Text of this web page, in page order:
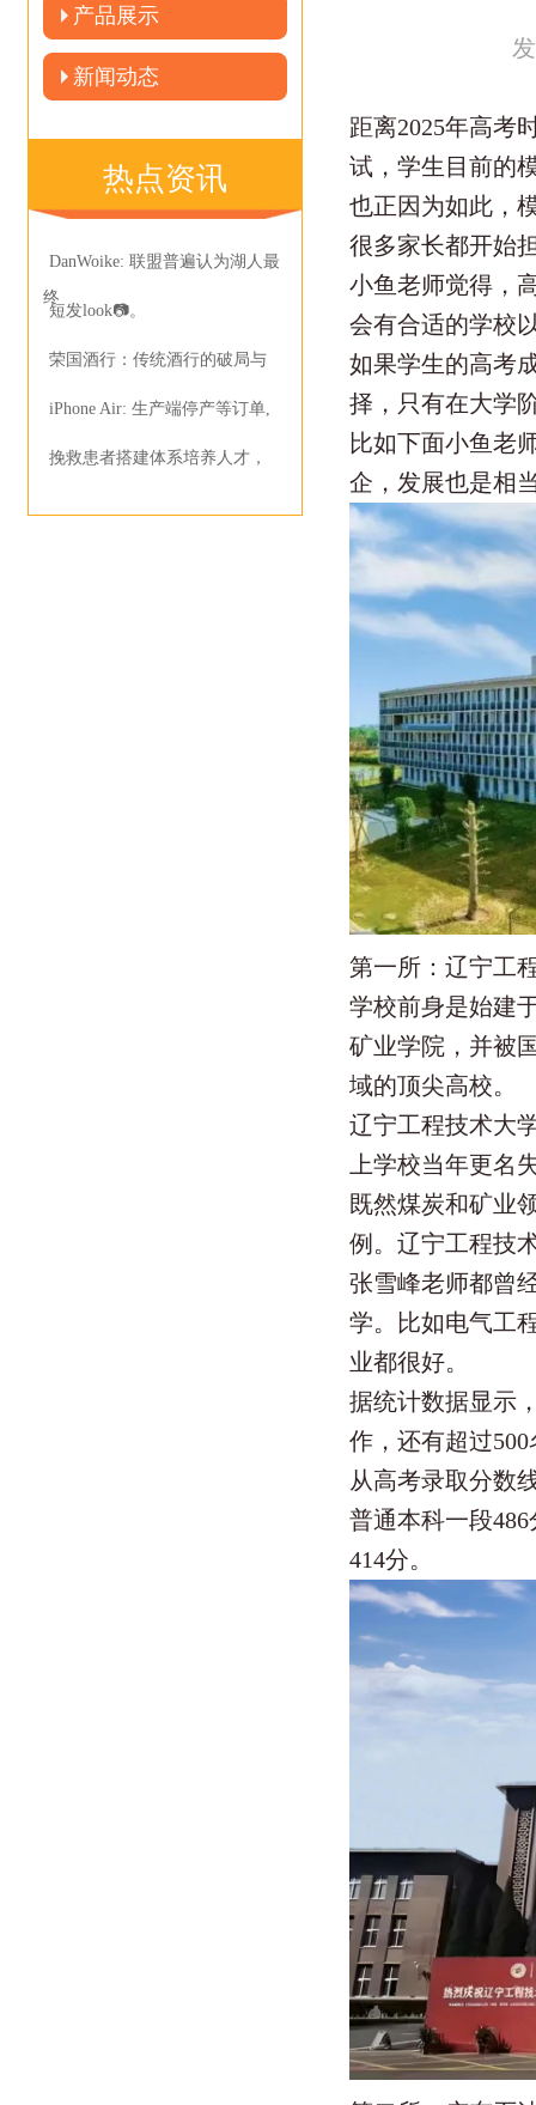
产品展示
新闻动态
热点资讯
DanWoike: 联盟普遍认为湖人最
终
短发look📷。
荣国酒行：传统酒行的破局与
iPhone Air: 生产端停产等订单,
挽救患者搭建体系培养人才，
距离2025年高考
试，学生目前的
也正因为如此，
很多家长都开始
小鱼老师觉得，
会有合适的学校
如果学生的高考
择，只有在大学
比如下面小鱼老
企，发展也是相
第一所：辽宁工
学校前身是始建
矿业学院，并被
域的顶尖高校。
辽宁工程技术大
上学校当年更名
既然煤炭和矿业
例。辽宁工程技
张雪峰老师都曾
学。比如电气工
业都很好。
据统计数据显示
作，还有超过
从高考录取分数
普通本科一段
414分。